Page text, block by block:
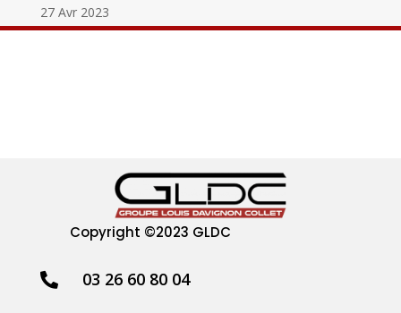
27 Avr 2023
Copyright ©2023 GLDC
 03 26 60 80 04